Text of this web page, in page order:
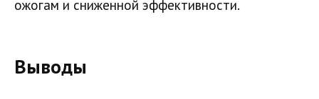
ожогам и сниженной эффективности.
Выводы